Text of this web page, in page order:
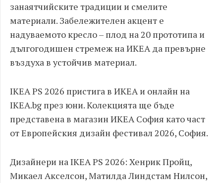
занаятчийските традиции и смелите
материали. Забележителен акцент е
надуваемото кресло – плод на 20 прототипа и
дългогодишен стремеж на ИКЕА да превърне
въздуха в устойчив материал.
IKEA PS 2026 пристига в ИКЕА и онлайн на
IKEA.bg през юни. Колекцията ще бъде
представена в магазин ИКЕА София като част
от Европейския дизайн фестивал 2026, София.
Дизайнери на IKEA PS 2026: Хенрик Пройц,
Микаел Акселсон, Матилда Линдстам Нилсон,